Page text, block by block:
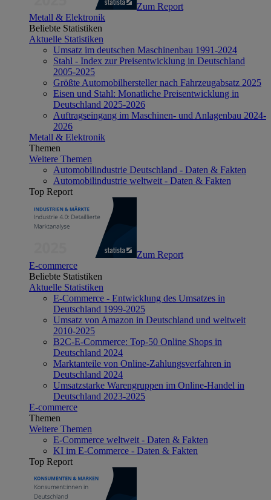
Zum Report
Metall & Elektronik
Beliebte Statistiken
Aktuelle Statistiken
Umsatz im deutschen Maschinenbau 1991-2024
Stahl - Index zur Preisentwicklung in Deutschland
2005-2025
Größte Automobilhersteller nach Fahrzeugabsatz 2025
Eisen und Stahl: Monatliche Preisentwicklung in
Deutschland 2025-2026
Auftragseingang im Maschinen- und Anlagenbau 2024-
2026
Metall & Elektronik
Themen
Weitere Themen
Automobilindustrie Deutschland - Daten & Fakten
Automobilindustrie weltweit - Daten & Fakten
Top Report
Zum Report
E-commerce
Beliebte Statistiken
Aktuelle Statistiken
E-Commerce - Entwicklung des Umsatzes in
Deutschland 1999-2025
Umsatz von Amazon in Deutschland und weltweit
2010-2025
B2C-E-Commerce: Top-50 Online Shops in
Deutschland 2024
Marktanteile von Online-Zahlungsverfahren in
Deutschland 2024
Umsatzstarke Warengruppen im Online-Handel in
Deutschland 2023-2025
E-commerce
Themen
Weitere Themen
E-Commerce weltweit - Daten & Fakten
KI im E-Commerce - Daten & Fakten
Top Report